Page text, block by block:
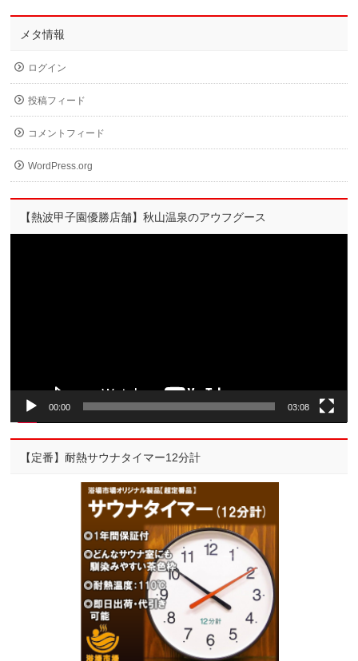
メタ情報
ログイン
投稿フィード
コメントフィード
WordPress.org
【熱波甲子園優勝店舗】秋山温泉のアウフグース
00:00 03:08
【定番】耐熱サウナタイマー12分計